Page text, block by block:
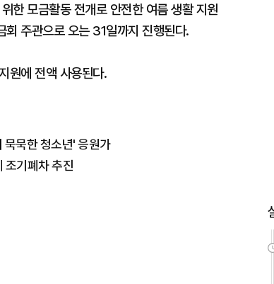
한 모금활동 전개로 안전한 여름 생활 지원
회 주관으로 오는 31일까지 진행된다.
원에 전액 사용된다.
묵한 청소년' 응원가
조기폐차 추진